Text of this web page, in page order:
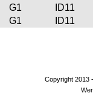
G1
ID11
G1 ID11
Copyright 2013